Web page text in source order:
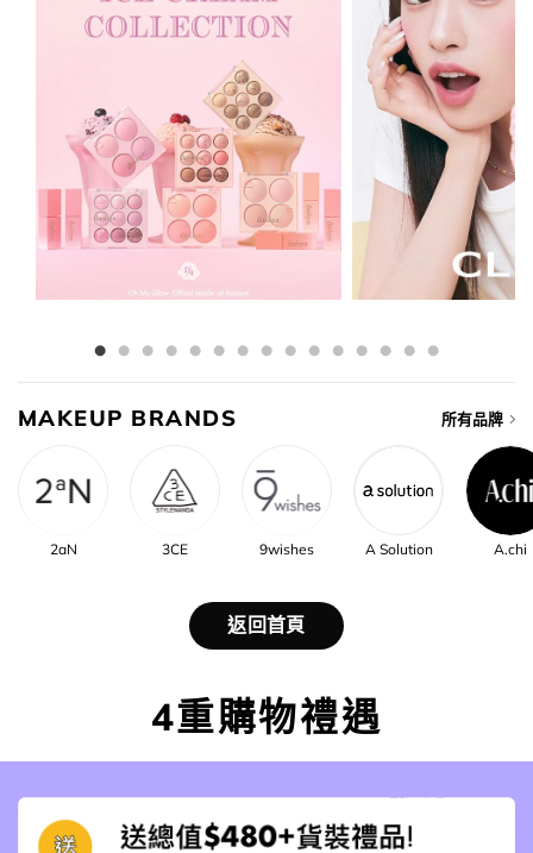
MAKEUP BRANDS 所有品牌
2aN 3CE 9wishes A Solution A.chi
返回首頁
4重購物禮遇